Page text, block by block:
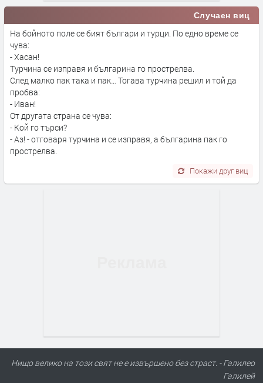
Случаен виц
На бойното поле се бият българи и турци. По едно време се
чува:
- Хасан!
Турчина се изправя и българина го прострелва.
След малко пак така и пак… Тогава турчина решил и той да
пробва:
- Иван!
От другата страна се чува:
- Кой го търси?
- Аз! - отговаря турчина и се изправя, а българина пак го
прострелва.
Покажи друг виц
Нищо велико на този свят не е извършено без страст. - Галилео
Галилей